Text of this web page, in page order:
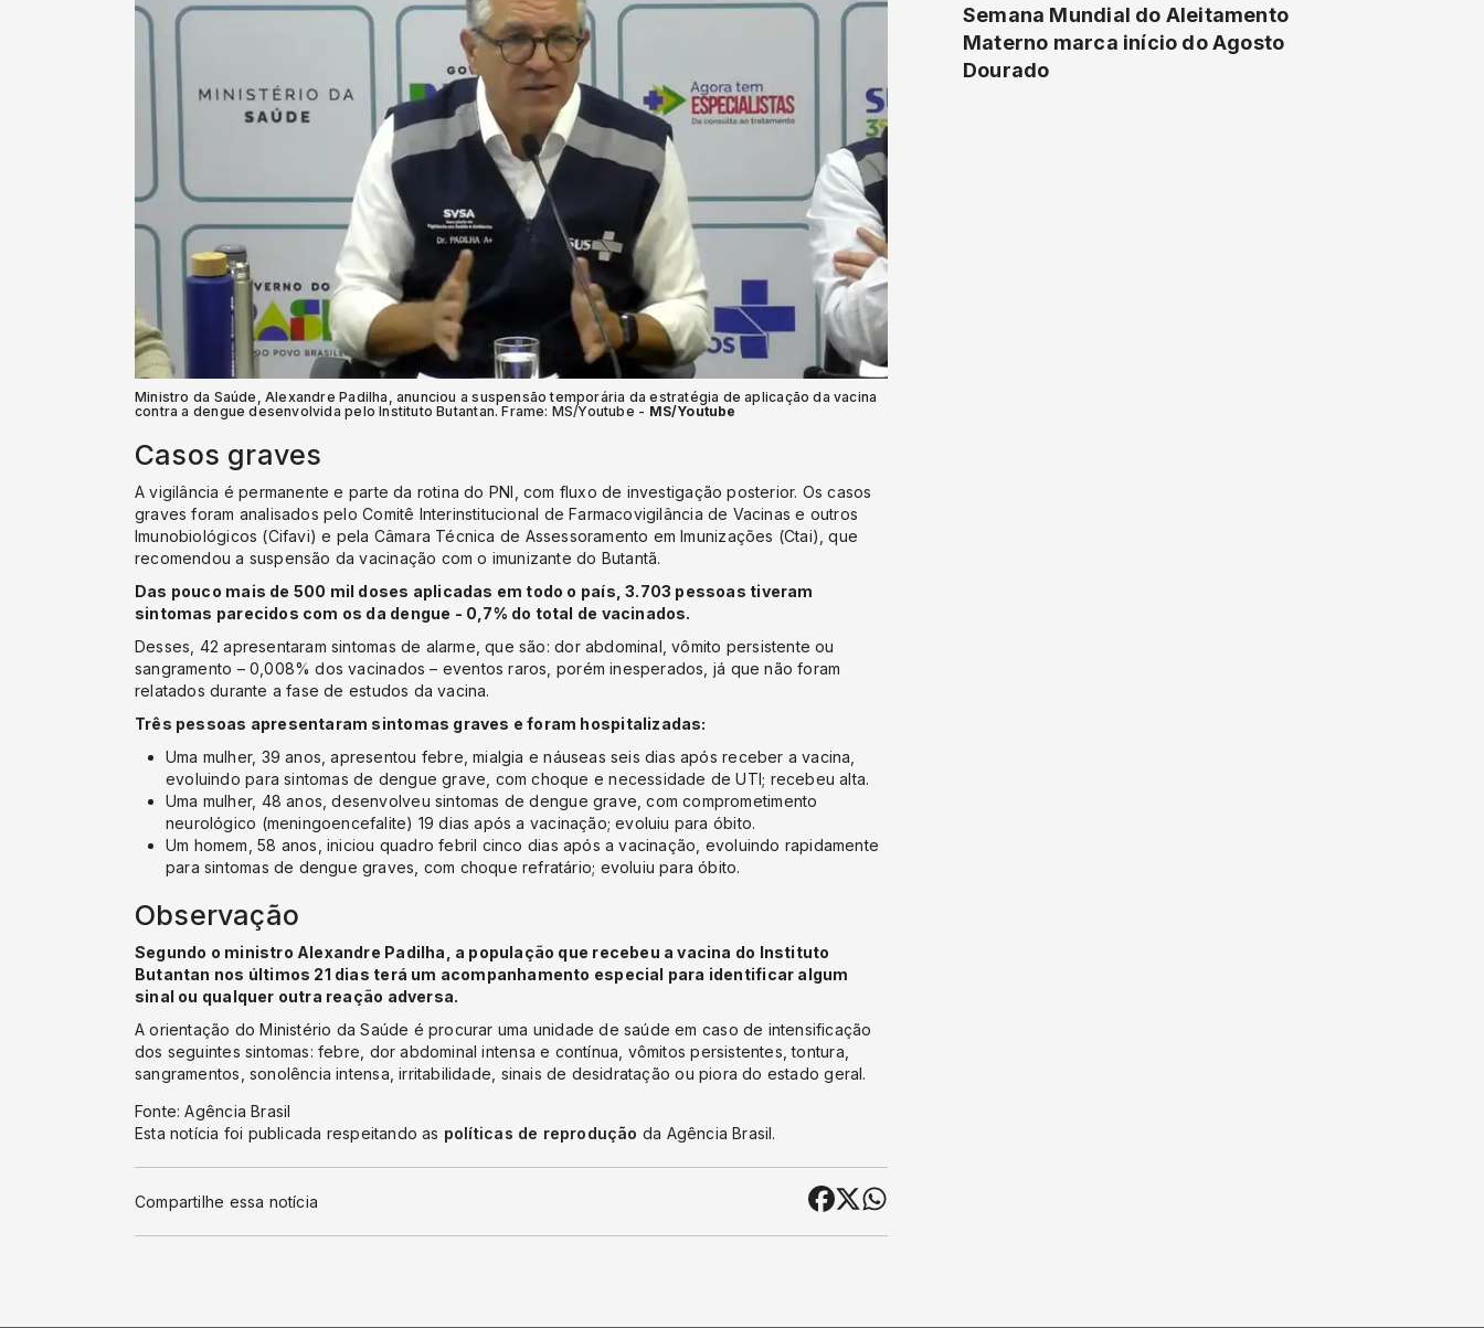
Ministro da Saúde, Alexandre Padilha, anunciou a suspensão temporária da estratégia de aplicação da vacina
contra a dengue desenvolvida pelo Instituto Butantan. Frame: MS/Youtube - MS/Youtube
Casos graves
A vigilância é permanente e parte da rotina do PNI, com fluxo de investigação posterior. Os casos
graves foram analisados pelo Comitê Interinstitucional de Farmacovigilância de Vacinas e outros
Imunobiológicos (Cifavi) e pela Câmara Técnica de Assessoramento em Imunizações (Ctai), que
recomendou a suspensão da vacinação com o imunizante do Butantã.
Das pouco mais de 500 mil doses aplicadas em todo o país, 3.703 pessoas tiveram
sintomas parecidos com os da dengue - 0,7% do total de vacinados.
Desses, 42 apresentaram sintomas de alarme, que são: dor abdominal, vômito persistente ou
sangramento – 0,008% dos vacinados – eventos raros, porém inesperados, já que não foram
relatados durante a fase de estudos da vacina.
Três pessoas apresentaram sintomas graves e foram hospitalizadas:
Uma mulher, 39 anos, apresentou febre, mialgia e náuseas seis dias após receber a vacina,
evoluindo para sintomas de dengue grave, com choque e necessidade de UTI; recebeu alta.
Uma mulher, 48 anos, desenvolveu sintomas de dengue grave, com comprometimento
neurológico (meningoencefalite) 19 dias após a vacinação; evoluiu para óbito.
Um homem, 58 anos, iniciou quadro febril cinco dias após a vacinação, evoluindo rapidamente
para sintomas de dengue graves, com choque refratário; evoluiu para óbito.
Observação
Segundo o ministro Alexandre Padilha, a população que recebeu a vacina do Instituto
Butantan nos últimos 21 dias terá um acompanhamento especial para identificar algum
sinal ou qualquer outra reação adversa.
A orientação do Ministério da Saúde é procurar uma unidade de saúde em caso de intensificação
dos seguintes sintomas: febre, dor abdominal intensa e contínua, vômitos persistentes, tontura,
sangramentos, sonolência intensa, irritabilidade, sinais de desidratação ou piora do estado geral.
Fonte: Agência Brasil
Esta notícia foi publicada respeitando as políticas de reprodução da Agência Brasil.
Compartilhe essa notícia
Semana Mundial do Aleitamento
Materno marca início do Agosto
Dourado